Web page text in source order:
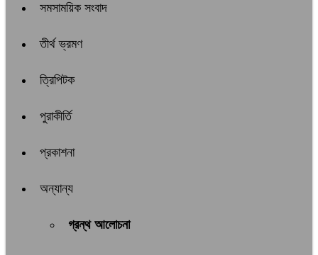
সমসাময়িক সংবাদ
তীর্থ ভ্রমণ
ত্রিপিটক
পুরাকীর্তি
প্রকাশনা
অন্যান্য
গ্রন্থ আলোচনা